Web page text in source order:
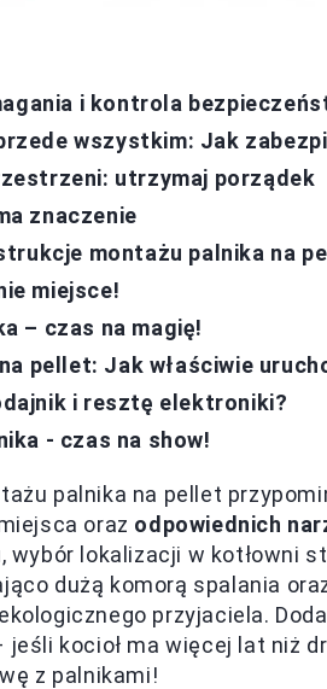
i kontrola
wszystkim: Jak
utrzymaj porządek
znaczenie
montażu palnika na
miejsce!
– czas na magię!
pellet: Jak właściwie
i resztę elektroniki?
- czas na show!
palnika na pellet
oraz odpowiednich
wybór lokalizacji w kotłowni
dużą komorą spalania
przyjaciela.
kocioł ma więcej lat niż
z palnikami!